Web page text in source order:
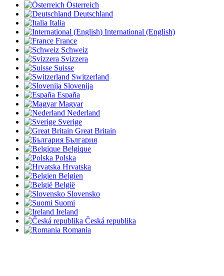
Österreich
Deutschland
Italia
International (English)
France
Schweiz
Svizzera
Suisse
Switzerland
Slovenija
España
Magyar
Nederland
Sverige
Great Britain
България
Belgique
Polska
Hrvatska
Belgien
België
Slovensko
Suomi
Ireland
Česká republika
Romania